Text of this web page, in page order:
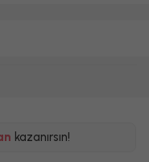
kazanırsın!